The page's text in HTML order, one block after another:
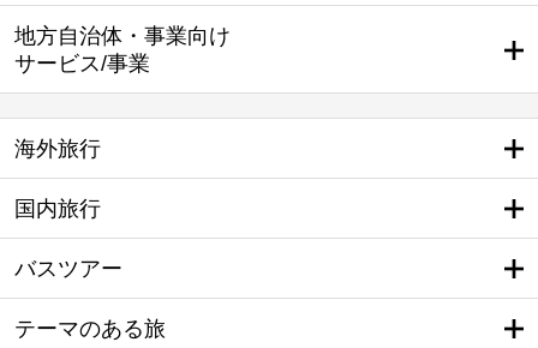
地方自治体・事業向け
サービス/事業
海外旅行
国内旅行
バスツアー
テーマのある旅